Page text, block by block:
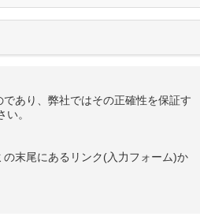
あり、弊社ではその正確性を保証す
。
末尾にあるリンク(入力フォーム)か